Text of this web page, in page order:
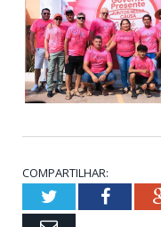
COMPARTILHAR:
Twitter